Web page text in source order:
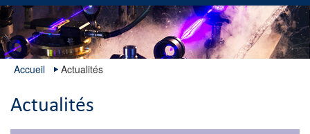
Accueil Actualités
Actualités